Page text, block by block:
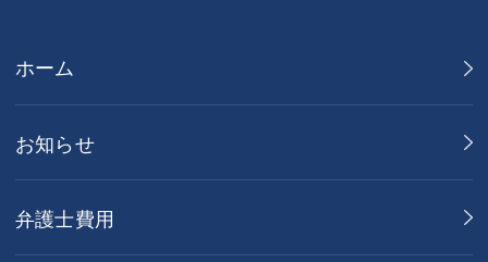
ホーム
お知らせ
弁護士費用